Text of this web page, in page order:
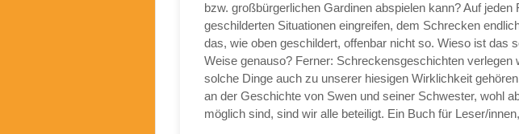
bzw. großbürgerlichen Gardinen abspielen kann? Auf
geschilderten Situationen eingreifen, dem Schrecken
das, wie oben geschildert, offenbar nicht so. Wieso ist das
Weise genauso? Ferner: Schreckensgeschichten
solche Dinge auch zu unserer hiesigen Wirklichkeit
an der Geschichte von Swen und seiner Schwester, wohl
möglich sind, sind wir alle beteiligt. Ein Buch für Leser/